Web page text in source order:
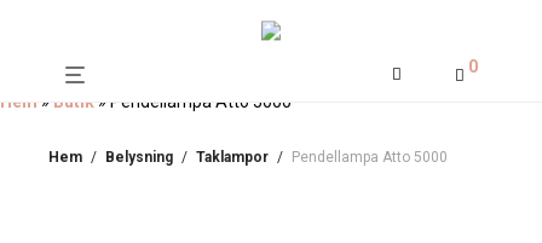
0
Hem » Butik » Pendellampa Atto 5000
Hem / Belysning / Taklampor / Pendellampa Atto 5000